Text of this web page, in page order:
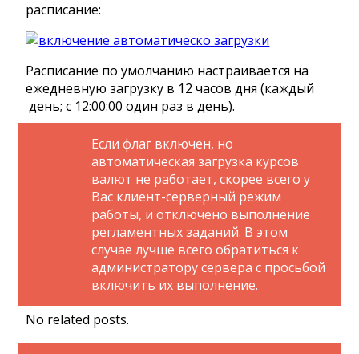
расписание:
Расписание по умолчанию настраивается на
ежедневную загрузку в 12 часов дня (каждый
день; с 12:00:00 один раз в день).
Если флаг включен, но
автоматическая загрузка курсов
валют не работает, скорее всего у
Вас клиент-серверный режим
работы, и отключено выполнение
регламентных заданий. В этом
случае лучше всего обратиться к
администратору сервера с просьбой
включить их выполнение.
No related posts.